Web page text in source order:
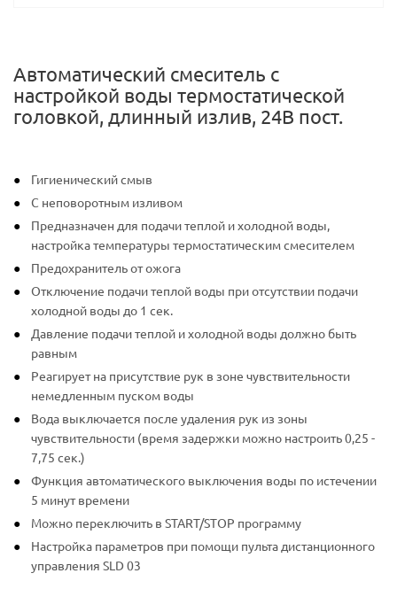
Автоматический смеситель с
настройкой воды термостатической
головкой, длинный излив, 24В пост.
Гигиенический смыв
С неповоротным изливом
Предназначен для подачи теплой и холодной воды,
настройка температуры термостатическим смесителем
Предохранитель от ожога
Отключение подачи теплой воды при отсутствии подачи
холодной воды до 1 сек.
Давление подачи теплой и холодной воды должно быть
равным
Реагирует на присутствие рук в зоне чувствительности
немедленным пуском воды
Вода выключается после удаления рук из зоны
чувствительности (время задержки можно настроить 0,25 -
7,75 сек.)
Функция автоматического выключения воды по истечении
5 минут времени
Можно переключить в START/STOP программу
Настройка параметров при помощи пульта дистанционного
управления SLD 03